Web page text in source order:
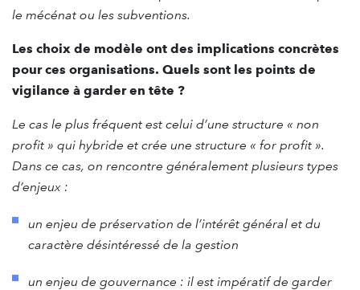
le mécénat ou les subventions.
Les choix de modèle ont des implications concrètes
pour ces organisations. Quels sont les points de
vigilance à garder en tête ?
Le cas le plus fréquent est celui d’une structure « non
profit » qui hybride et crée une structure « for profit ».
Dans ce cas, on rencontre généralement plusieurs types
d’enjeux :
un enjeu de préservation de l’intérêt général et du
caractère désintéressé de la gestion
un enjeu de gouvernance : il est impératif de garder